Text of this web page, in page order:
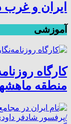
ایران و غرب
آموزشی
کارگاه
منطقه